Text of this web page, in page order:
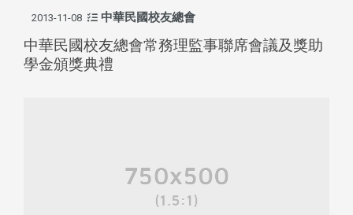
2013-11-08 中華民國校友總會
中華民國校友總會常務理監事聯席會議及獎助
學金頒獎典禮